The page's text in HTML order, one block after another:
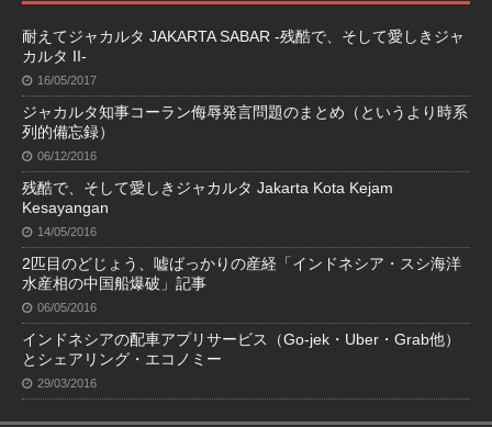
耐えてジャカルタ JAKARTA SABAR -残酷で、そして愛しきジャ
カルタ II-
16/05/2017
ジャカルタ知事コーラン侮辱発言問題のまとめ（というより時系
列的備忘録）
06/12/2016
残酷で、そして愛しきジャカルタ Jakarta Kota Kejam
Kesayangan
14/05/2016
2匹目のどじょう、嘘ばっかりの産経「インドネシア・スシ海洋
水産相の中国船爆破」記事
06/05/2016
インドネシアの配車アプリサービス（Go-jek・Uber・Grab他）
とシェアリング・エコノミー
29/03/2016